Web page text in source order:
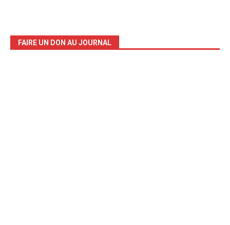
FAIRE UN DON AU JOURNAL